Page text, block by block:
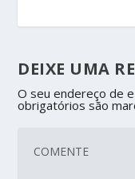
DEIXE UMA
O seu endereço de
obrigatórios são